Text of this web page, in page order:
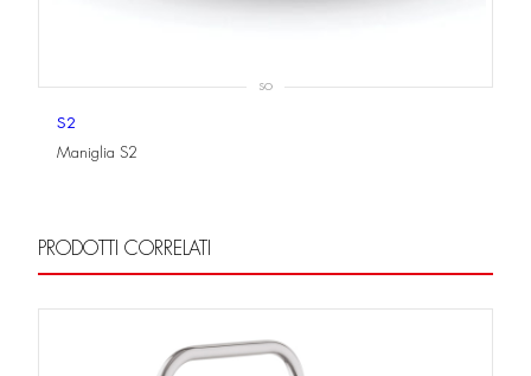
SO
S2
Maniglia S2
PRODOTTI CORRELATI